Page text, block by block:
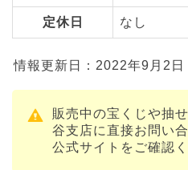
定休日 なし
情報更新日：2022年9月2日
販売中の宝くじや抽
谷支店に直接お問い
公式サイトをご確認く